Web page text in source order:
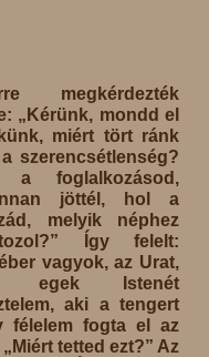
megkérdezték
„Kérünk, mondd el
miért tört ránk
szerencsétlenség?
a foglalkozásod,
jöttél, hol a
melyik néphez
Így felelt:
vagyok, az Urat,
egek Istenét
aki a tengert
félelem fogta el az
tetted ezt?” Az